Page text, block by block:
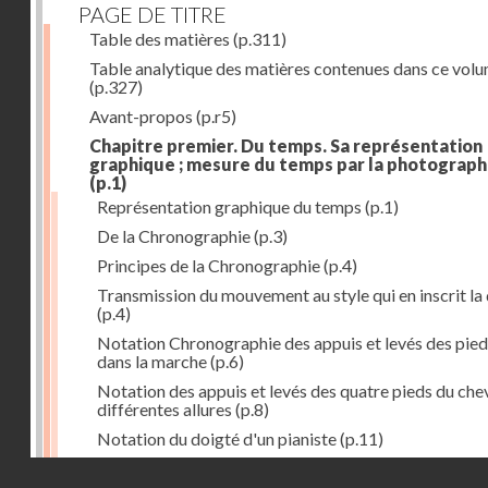
PAGE DE TITRE
Table des matières (p.311)
Table analytique des matières contenues dans ce
(p.327)
Avant-propos (p.r5)
Chapitre premier. Du temps. Sa représentation
graphique ; mesure du temps par la
(p.1)
Représentation graphique du temps (p.1)
De la Chronographie(p.3)
Principes de la Chronographie(p.4)
Transmission du mouvement au style qui en inscrit la
(p.4)
Notation Chronographie des appuis et levés des
dans la marche(p.6)
Notation des appuis et levés des quatre pieds du
différentes allures (p.8)
Notation du doigté d'un pianiste(p.11)